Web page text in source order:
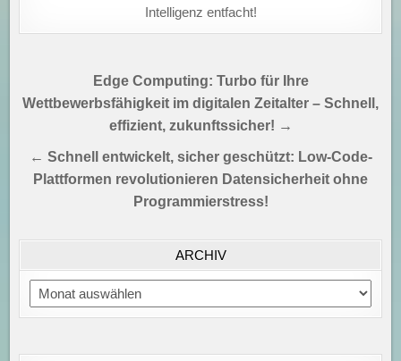
Intelligenz entfacht!
Beitragsnavigation
Edge Computing: Turbo für Ihre
Wettbewerbsfähigkeit im digitalen Zeitalter – Schnell,
effizient, zukunftssicher! →
← Schnell entwickelt, sicher geschützt: Low-Code-
Plattformen revolutionieren Datensicherheit ohne
Programmierstress!
ARCHIV
Archiv